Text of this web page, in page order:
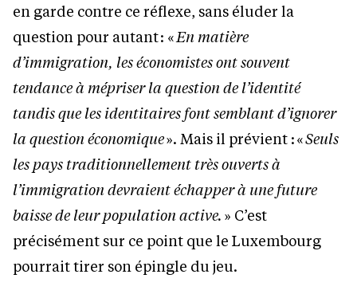
en garde contre ce réflexe, sans éluder la
question pour autant : «En matière
d’immigration, les économistes ont souvent
tendance à mépriser la question de l’identité
tandis que les identitaires font semblant d’ignorer
la question économique». Mais il prévient : «Seuls
les pays traditionnellement très ouverts à
l’immigration devraient échapper à une future
baisse de leur population active. » C’est
précisément sur ce point que le Luxembourg
pourrait tirer son épingle du jeu.